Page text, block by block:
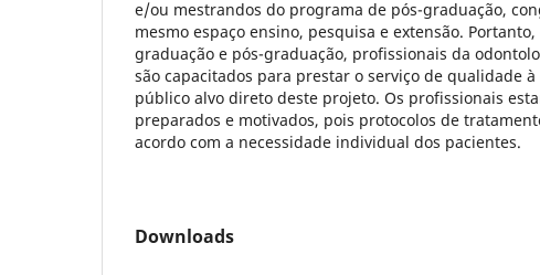
e/ou mestrandos do programa de pós-graduação,
mesmo espaço ensino, pesquisa e extensão.
graduação e pós-graduação, profissionais da
são capacitados para prestar o serviço de qualidade
público alvo direto deste projeto. Os profissionais
preparados e motivados, pois protocolos de
acordo com a necessidade individual dos pacientes.
Downloads